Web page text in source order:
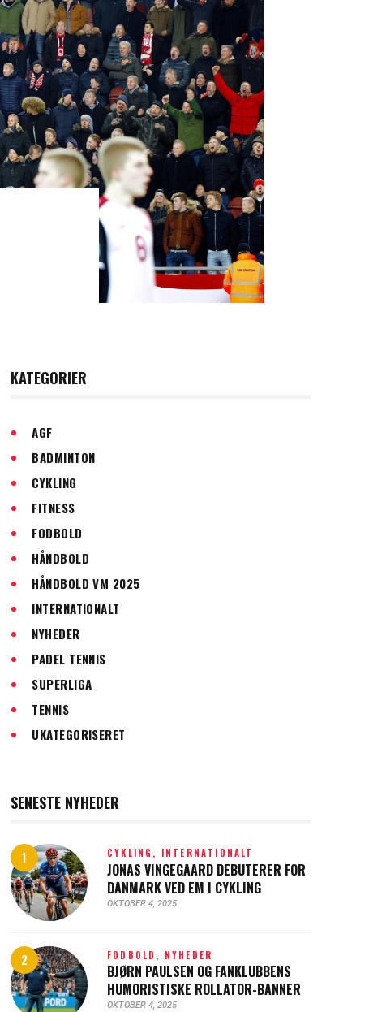
KATEGORIER
AGF
BADMINTON
CYKLING
FITNESS
FODBOLD
HÅNDBOLD
HÅNDBOLD VM 2025
INTERNATIONALT
NYHEDER
PADEL TENNIS
SUPERLIGA
TENNIS
UKATEGORISERET
SENESTE NYHEDER
CYKLING, INTERNATIONALT
JONAS VINGEGAARD DEBUTERER FOR
DANMARK VED EM I CYKLING
OKTOBER 4, 2025
FODBOLD, NYHEDER
BJØRN PAULSEN OG FANKLUBBENS
HUMORISTISKE ROLLATOR-BANNER
OKTOBER 4, 2025